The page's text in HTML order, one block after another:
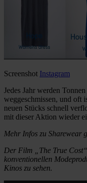
Screenshot Instagram
Jedes Jahr werden
weggeschmissen, und oft
neuen Stücks schnell
mit dieser Aktion wieder
Mehr Infos zu Sharewear
Der Film „The True
konventionellen
Kinos zu sehen.